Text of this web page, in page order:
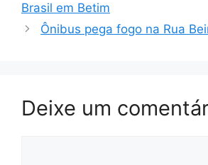
Brasil em Betim
Ônibus pega fogo na Rua
Deixe um